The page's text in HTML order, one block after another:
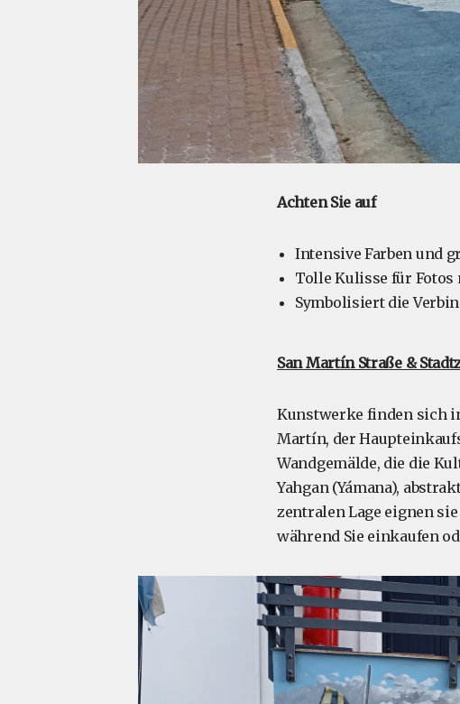
Achten Sie auf
Intensive Farben und
Tolle Kulisse für Fotos
Symbolisiert die
San Martín Straße &
Kunstwerke finden sich
Martín, der
Wandgemälde, die die
Yahgan (Yámana),
zentralen Lage eignen
während Sie einkaufen